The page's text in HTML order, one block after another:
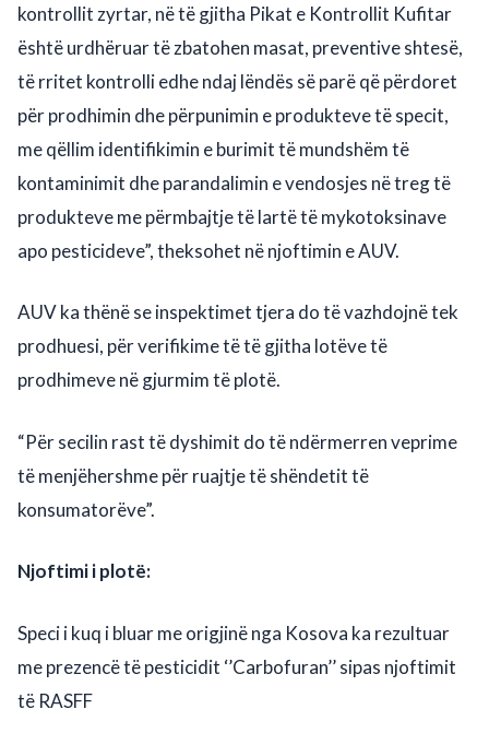
kontrollit zyrtar, në të gjitha Pikat e Kontrollit Kufitar
është urdhëruar të zbatohen masat, preventive shtesë,
të rritet kontrolli edhe ndaj lëndës së parë që përdoret
për prodhimin dhe përpunimin e produkteve të specit,
me qëllim identifikimin e burimit të mundshëm të
kontaminimit dhe parandalimin e vendosjes në treg të
produkteve me përmbajtje të lartë të mykotoksinave
apo pesticideve”, theksohet në njoftimin e AUV.
AUV ka thënë se inspektimet tjera do të vazhdojnë tek
prodhuesi, për verifikime të të gjitha lotëve të
prodhimeve në gjurmim të plotë.
“Për secilin rast të dyshimit do të ndërmerren veprime
të menjëhershme për ruajtje të shëndetit të
konsumatorëve”.
Njoftimi i plotë:
Speci i kuq i bluar me origjinë nga Kosova ka rezultuar
me prezencë të pesticidit ‘’Carbofuran’’ sipas njoftimit
të RASFF